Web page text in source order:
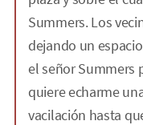
Summers. Los
dejando un
el señor Summers
quiere echarme
vacilación hasta